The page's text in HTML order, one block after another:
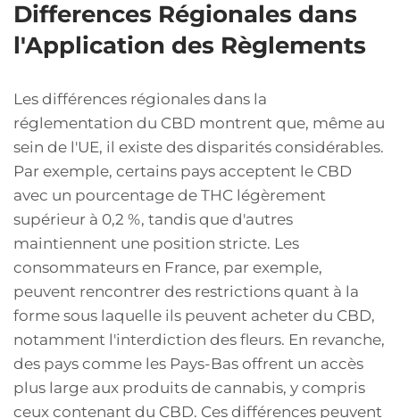
Differences Régionales dans
l'Application des Règlements
Les différences régionales dans la
réglementation du CBD montrent que, même au
sein de l'UE, il existe des disparités considérables.
Par exemple, certains pays acceptent le CBD
avec un pourcentage de THC légèrement
supérieur à 0,2 %, tandis que d'autres
maintiennent une position stricte. Les
consommateurs en France, par exemple,
peuvent rencontrer des restrictions quant à la
forme sous laquelle ils peuvent acheter du CBD,
notamment l'interdiction des fleurs. En revanche,
des pays comme les Pays-Bas offrent un accès
plus large aux produits de cannabis, y compris
ceux contenant du CBD. Ces différences peuvent